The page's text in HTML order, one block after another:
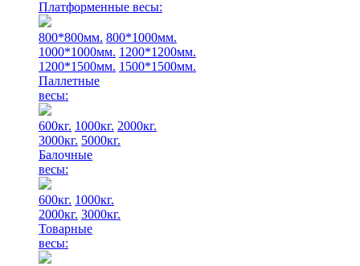
Платформенные весы:
800*800мм. 800*1000мм.
1000*1000мм. 1200*1200мм.
1200*1500мм. 1500*1500мм.
Паллетные
весы:
600кг. 1000кг. 2000кг.
3000кг. 5000кг.
Балочные
весы:
600кг. 1000кг.
2000кг. 3000кг.
Товарные
весы: